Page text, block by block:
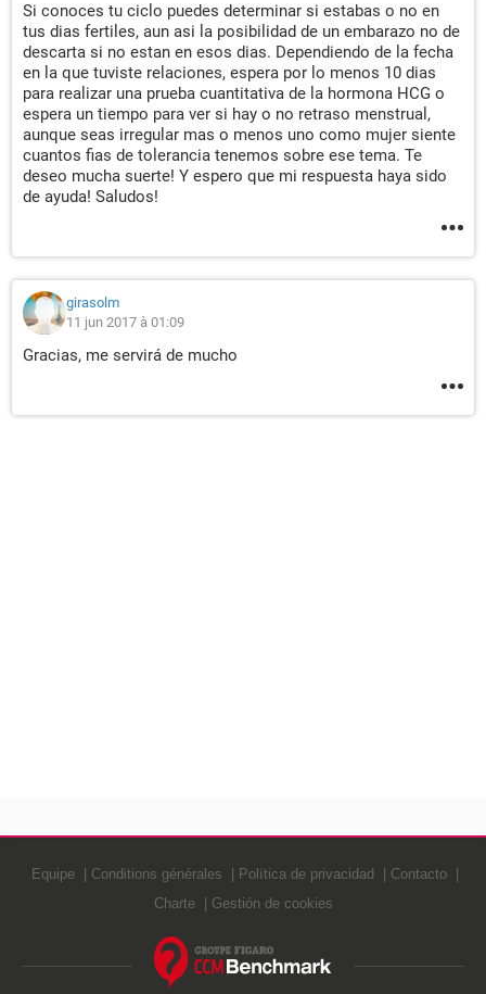
Si conoces tu ciclo puedes determinar si estabas o no en
tus dias fertiles, aun asi la posibilidad de un embarazo no de
descarta si no estan en esos dias. Dependiendo de la fecha
en la que tuviste relaciones, espera por lo menos 10 dias
para realizar una prueba cuantitativa de la hormona HCG o
espera un tiempo para ver si hay o no retraso menstrual,
aunque seas irregular mas o menos uno como mujer siente
cuantos fias de tolerancia tenemos sobre ese tema. Te
deseo mucha suerte! Y espero que mi respuesta haya sido
de ayuda! Saludos!
girasolm
11 jun 2017 à 01:09
Gracias, me servirá de mucho
Equipe Conditions générales Política de privacidad
Contacto
Charte
Gestión de cookies